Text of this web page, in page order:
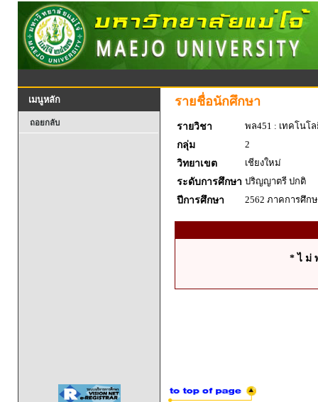
เมนูหลัก
ถอยกลับ
รายชื่อนักศึกษา
รายวิชา
พล451 : เทคโนโ
กลุ่ม
2
วิทยาเขต
เชียงใหม่
ระดับการศึกษา ปริญญาตรี ปกติ
ปีการศึกษา
2562 ภาคการศึก
* ไ ม่